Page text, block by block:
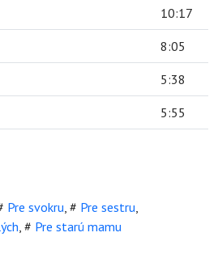
10:17
8:05
5:38
5:55
Pre svokru # Pre sestru
# Pre starú mamu